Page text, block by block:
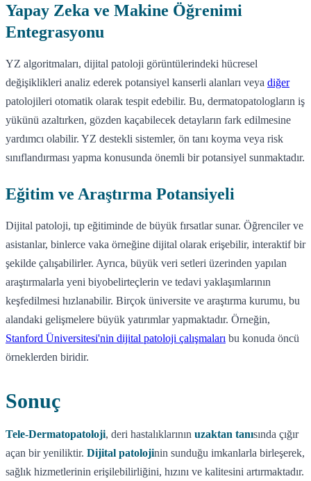
Yapay Zeka ve Makine Öğrenimi
Entegrasyonu
YZ algoritmaları, dijital patoloji görüntülerindeki hücresel
değişiklikleri analiz ederek potansiyel kanserli alanları veya diğer
patolojileri otomatik olarak tespit edebilir. Bu, dermatopatologların iş
yükünü azaltırken, gözden kaçabilecek detayların fark edilmesine
yardımcı olabilir. YZ destekli sistemler, ön tanı koyma veya risk
sınıflandırması yapma konusunda önemli bir potansiyel sunmaktadır.
Eğitim ve Araştırma Potansiyeli
Dijital patoloji, tıp eğitiminde de büyük fırsatlar sunar. Öğrenciler ve
asistanlar, binlerce vaka örneğine dijital olarak erişebilir, interaktif bir
şekilde çalışabilirler. Ayrıca, büyük veri setleri üzerinden yapılan
araştırmalarla yeni biyobelirteçlerin ve tedavi yaklaşımlarının
keşfedilmesi hızlanabilir. Birçok üniversite ve araştırma kurumu, bu
alandaki gelişmelere büyük yatırımlar yapmaktadır. Örneğin,
Stanford Üniversitesi'nin dijital patoloji çalışmaları bu konuda öncü
örneklerden biridir.
Sonuç
Tele-Dermatopatoloji, deri hastalıklarının uzaktan tanısında çığır
açan bir yeniliktir. Dijital patolojinin sunduğu imkanlarla birleşerek,
sağlık hizmetlerinin erişilebilirliğini, hızını ve kalitesini artırmaktadır.